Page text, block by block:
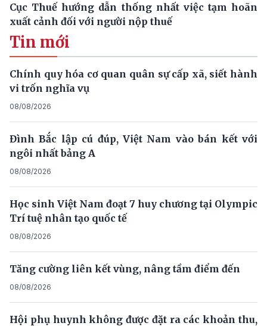
Cục Thuế hướng dẫn thống nhất việc tạm hoãn
xuất cảnh đối với người nộp thuế
Tin mới
Chính quy hóa cơ quan quân sự cấp xã, siết hành
vi trốn nghĩa vụ
08/08/2026
Đình Bắc lập cú đúp, Việt Nam vào bán kết với
ngôi nhất bảng A
08/08/2026
Học sinh Việt Nam đoạt 7 huy chương tại Olympic
Trí tuệ nhân tạo quốc tế
08/08/2026
Tăng cường liên kết vùng, nâng tầm điểm đến
08/08/2026
Hội phụ huynh không được đặt ra các khoản thu,